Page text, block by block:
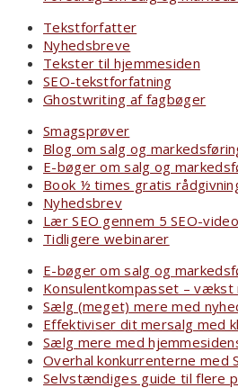
Tekstforfatter
Nyhedsbreve
Tekster til hjemmesiden
SEO-tekstforfatning
Ghostwriting af fagbøger
Smagsprøver
Blog om salg og
E-bøger om salg og
Book ½ times gratis
Nyhedsbrev
Lær SEO gennem 5 SEO-
Tidligere webinarer
E-bøger om salg og
Konsulentkompasset – vækst
Sælg (meget) mere med
Effektiviser dit mersalg med
Sælg mere med
Overhal konkurrenterne med
Selvstændiges guide til flere